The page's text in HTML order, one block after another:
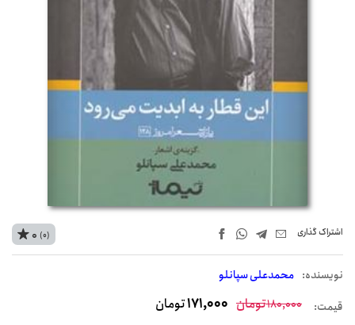
اشتراک‌ گذاری
نويسنده: محمدعلی سپانلو
0 (0)
قیمت: 180,000تومان 171,000تومان